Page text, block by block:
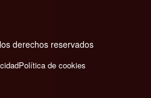
derechos reservados
Política de cookies